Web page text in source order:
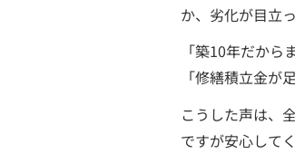
か、劣化が目立
「築10年だか
「修繕積立金が
こうした声は、
ですが安心して